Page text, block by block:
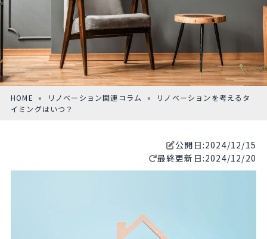
HOME » リノベーション関連コラム
» リノベーションを考えるタ
イミングはいつ？
公開日:2024/12/15
最終更新日:2024/12/20